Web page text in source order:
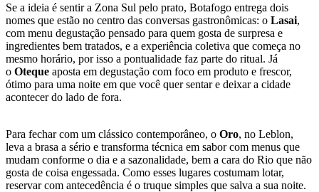
Se a ideia é sentir a Zona Sul pelo prato, Botafogo entrega dois
nomes que estão no centro das conversas gastronômicas: o Lasai,
com menu degustação pensado para quem gosta de surpresa e
ingredientes bem tratados, e a experiência coletiva que começa no
mesmo horário, por isso a pontualidade faz parte do ritual. Já
o Oteque aposta em degustação com foco em produto e frescor,
ótimo para uma noite em que você quer sentar e deixar a cidade
acontecer do lado de fora.
Para fechar com um clássico contemporâneo, o Oro, no Leblon,
leva a brasa a sério e transforma técnica em sabor com menus que
mudam conforme o dia e a sazonalidade, bem a cara do Rio que não
gosta de coisa engessada. Como esses lugares costumam lotar,
reservar com antecedência é o truque simples que salva a sua noite.